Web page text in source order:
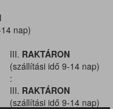
nap)
III. RAKTÁRON
(szállítási idő 9-14 nap)
:
III. RAKTÁRON
(szállítási idő 9-14 nap)